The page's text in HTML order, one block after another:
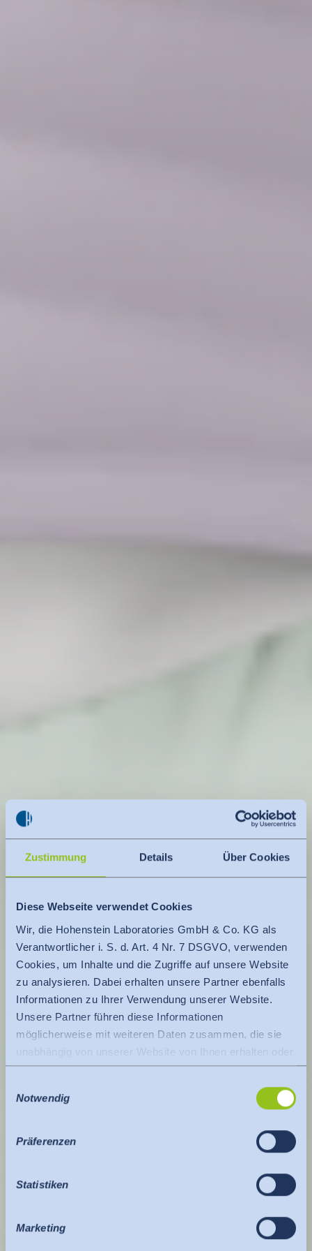
Zustimmung Details Über Cookies
Diese Webseite verwendet Cookies
Wir, die Hohenstein Laboratories GmbH & Co. KG als
Verantwortlicher i. S. d. Art. 4 Nr. 7 DSGVO, verwenden
Cookies, um Inhalte und die Zugriffe auf unsere Website
zu analysieren. Dabei erhalten unsere Partner ebenfalls
Informationen zu Ihrer Verwendung unserer Website.
Unsere Partner führen diese Informationen
möglicherweise mit weiteren Daten zusammen, die sie
unabhängig von unserer Website von Ihnen erhalten oder
gesammelt haben.
Es findet eine Datenübermittlung an ein Drittland oder
eine internationale Organisation statt. Berücksichtigt
Kommission. Dieser besagt, dass es sich um ein
Schutzniveau bietet.
existiert ein Angemessenheitsbeschluss der EU-
Kommission (Data Privacy Framework), welches die
Notwendig
Präferenzen
Statistiken
Marketing